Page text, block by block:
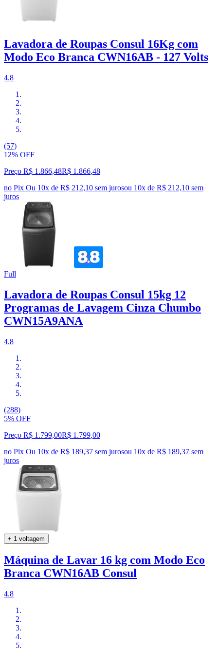
Lavadora de Roupas Consul 16Kg com
Modo Eco Branca CWN16AB - 127 Volts
4.8
(57)
12% OFF
Preço R$ 1.866,48R$ 1.866,48
no Pix Ou 10x de R$ 212,10 sem jurosou 10x de R$ 212,10 sem
juros
Full
Lavadora de Roupas Consul 15kg 12
Programas de Lavagem Cinza Chumbo
CWN15A9ANA
4.8
(288)
5% OFF
Preço R$ 1.799,00R$ 1.799,00
no Pix Ou 10x de R$ 189,37 sem jurosou 10x de R$ 189,37 sem
juros
+ 1 voltagem
Máquina de Lavar 16 kg com Modo Eco
Branca CWN16AB Consul
4.8